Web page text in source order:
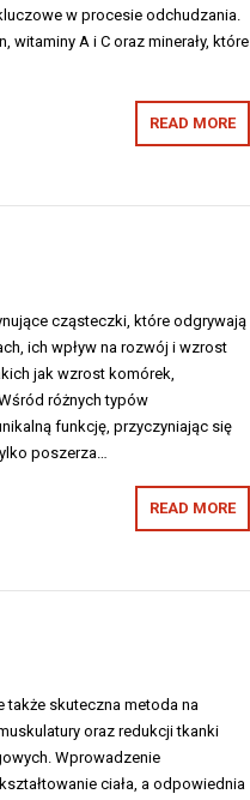
w procesie odchudzania.
A i C oraz minerały, które
READ MORE
cząsteczki, które odgrywają
ich wpływ na rozwój i wzrost
jak wzrost komórek,
różnych typów
funkcję, przyczyniając się
poszerza…
READ MORE
także skuteczna metoda na
oraz redukcji tkanki
Wprowadzenie
ciała, a odpowiednia